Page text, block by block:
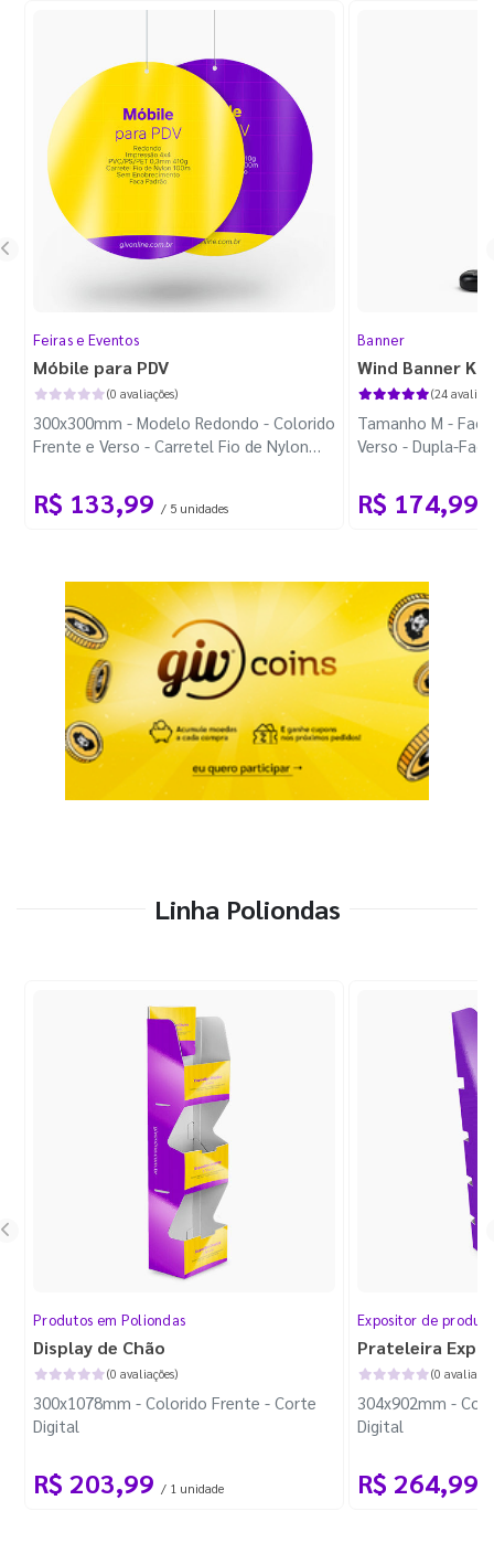
Feiras e Eventos
Móbile para PDV
(0 avaliações)
300x300mm - Modelo Redondo - Colorido
Frente e Verso - Carretel Fio de Nylon
R$ 133,99 / 5 unidades
Banner
Wind Banner
(24
Tamanho M -
Verso - Dupla-
R$ 174,99
Linha Poliondas
Produtos em Poliondas
Display de Chão
(0 avaliações)
300x1078mm - Colorido Frente - Corte
Digital
R$ 203,99 / 1 unidade
Expositor de
Prateleira
(0
304x902mm -
Digital
R$ 264,99